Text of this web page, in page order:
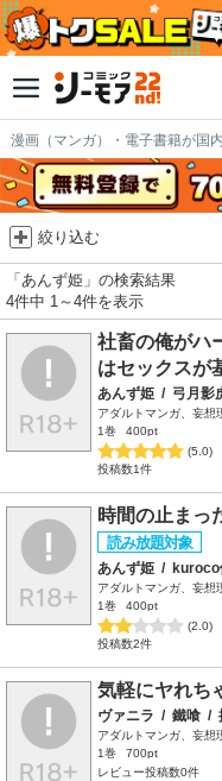
漫画（マンガ）・電子書籍が国
絞り込む
「あんず姫」の検索結果
4件中 1～4件を表示
社畜の俺がハ
はセックスが
あんず姫 / 弓月影
アダルトマンガ、妄想
1巻
400pt
(5.0)
投稿数1件
時間の止まっ
あんず姫 / kuroco
アダルトマンガ、妄想
1巻
400pt
(2.0)
投稿数2件
気軽にヤれち
ヴァニラ / 鐵喰 /
アダルトマンガ、妄想
1巻
700pt
レビュー投稿数0件